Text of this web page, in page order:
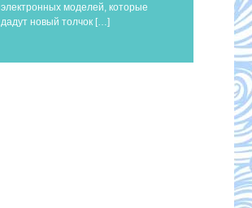
электронных моделей, которые
дадут новый толчок […]